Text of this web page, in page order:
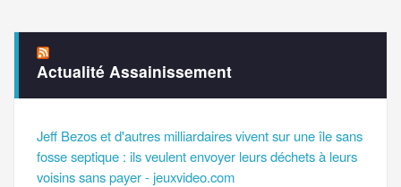
Actualité Assainissement
Jeff Bezos et d'autres milliardaires vivent sur une île sans
fosse septique : ils veulent envoyer leurs déchets à leurs
voisins sans payer - jeuxvideo.com